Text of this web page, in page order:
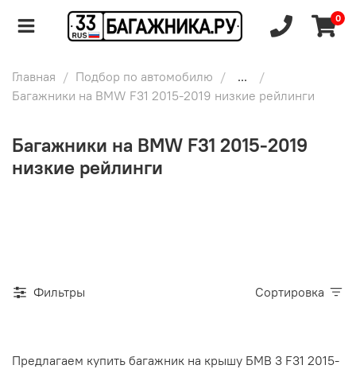
0
Главная Подбор по автомобилю
...
Багажники на BMW F31 2015-2019 низкие рейлинги
Багажники на BMW F31 2015-2019
низкие рейлинги
Фильтры Сортировка
Предлагаем купить багажник на крышу БМВ 3 F31 2015-